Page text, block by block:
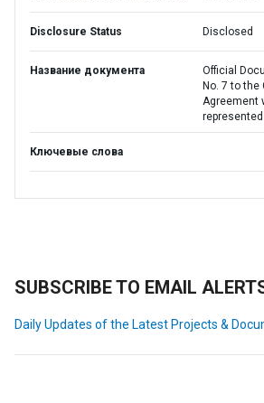
Disclosure Status Disclosed
Название документа
Official
No. 7 to the
Agreement
represented
Ключевые слова
SUBSCRIBE TO EMAIL
Daily Updates of the Latest Projects &